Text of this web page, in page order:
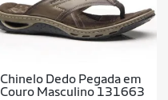
Chinelo Dedo Pegada em
Couro Masculino 131663